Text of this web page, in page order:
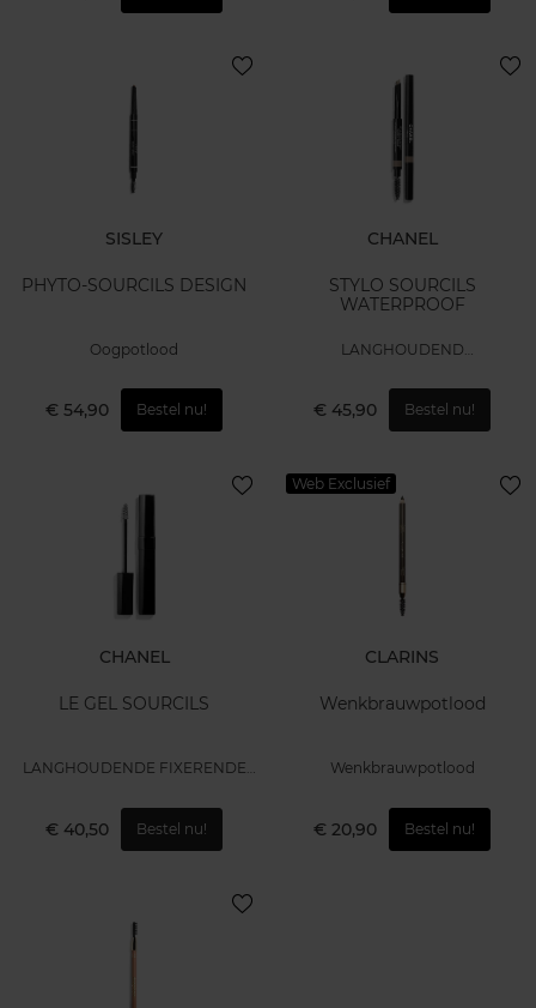
SISLEY
PHYTO-SOURCILS DESIGN
Oogpotlood
€ 54,90 Bestel nu!
CHANEL
STYLO SOURCILS
WATERPROOF
LANGHOUDEND
€ 45,90 Bestel nu!
CHANEL
LE GEL SOURCILS
LANGHOUDENDE FIXERENDE
€ 40,50 Bestel nu!
Web Exclusief
CLARINS
Wenkbrauwpotlood
Wenkbrauwpotlood
€ 20,90 Bestel nu!